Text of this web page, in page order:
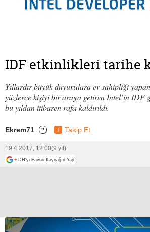
IDF etkinlikleri tarihe
Yıllardır büyük duyurulara ev sahipliği
yüzlerce kişiyi bir araya getiren Intel’in IDF
bu yıldan itibaren rafa kaldırıldı.
Ekrem71 ? + Takip Et
19.4.2017, 12:00(9 yıl)
+ DH'yi Favori Kaynağın Yap